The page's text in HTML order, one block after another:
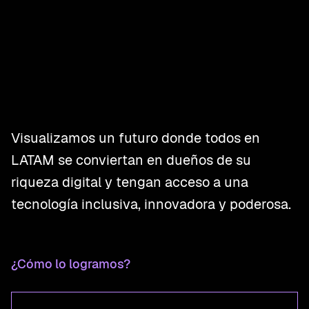
Visualizamos un futuro donde todos en
LATAM se conviertan en dueños de su
riqueza digital y tengan acceso a una
tecnología inclusiva, innovadora y poderosa.
¿Cómo lo logramos?